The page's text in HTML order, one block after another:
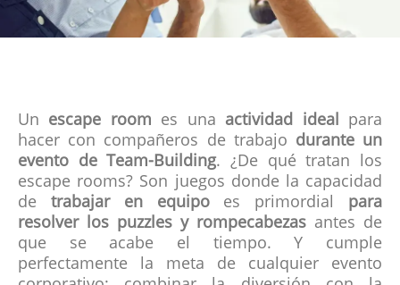
Un escape room es una actividad ideal para
hacer con compañeros de trabajo durante un
evento de Team-Building. ¿De qué tratan los
escape rooms? Son juegos donde la capacidad
de trabajar en equipoes primordial
para
resolver los puzzles y rompecabezas antes de
que se acabe el tiempo. Y cumple
perfectamente la meta de cualquier evento